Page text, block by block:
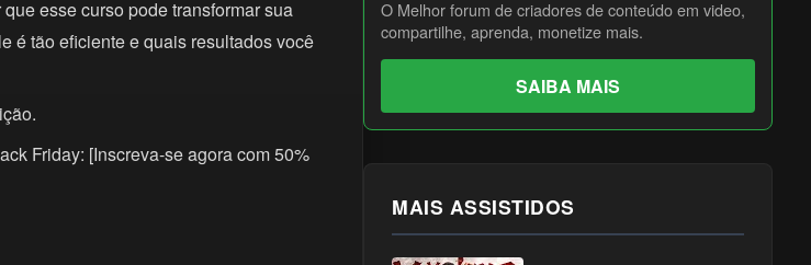
esse curso pode transformar sua
é tão eficiente e quais resultados você
Friday: [Inscreva-se agora com 50%
O Melhor forum de criadores de conteúdo em video,
compartilhe, aprenda, monetize mais.
SAIBA MAIS
MAIS ASSISTIDOS